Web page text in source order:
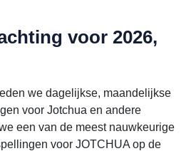
voor 2026,
we dagelijkse, maandelijkse
voor Jotchua en andere
een van de meest nauwkeurige
voor JOTCHUA op de